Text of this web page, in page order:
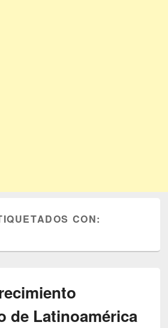
CON:
de Latinoamérica